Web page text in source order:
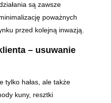
są zawsze
poważnych
przed kolejną inwazją.
– usuwanie
tylko hałas, ale także
kuny, resztki